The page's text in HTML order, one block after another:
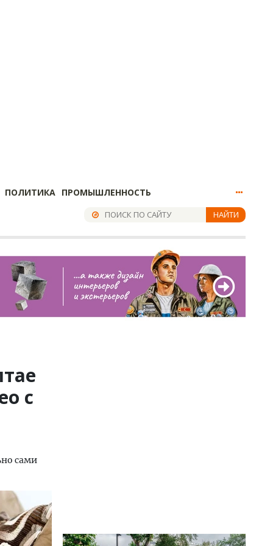
ПОЛИТИКА ПРОМЫШЛЕННОСТЬ
НАЙТИ
с
сами